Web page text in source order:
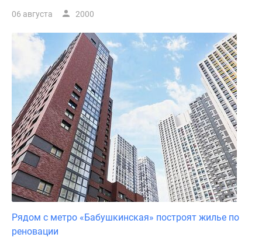
06 августа 2000
Рядом с метро «Бабушкинская» построят жилье по
реновации